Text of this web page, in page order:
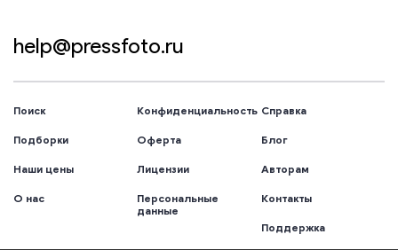
help@pressfoto.ru
Поиск
Подборки
Наши цены
О нас
Конфиденциальность
Оферта
Лицензии
Персональные
данные
Справка
Блог
Авторам
Контакты
Поддержка